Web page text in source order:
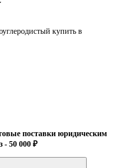
поставки юридическим
50 000 ₽